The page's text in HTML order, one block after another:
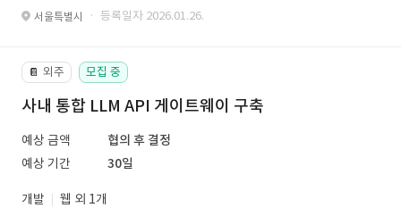
서울특별시 · 등록일자 2026.01.26.
📔 외주 모집 중
사내 통합 LLM API 게이트웨이 구축
예상 금액
협의 후 결정
예상 기간
30일
개발
웹 외 1개